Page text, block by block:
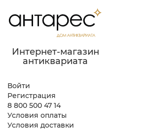
Интернет-магазин
антиквариата
Войти
Регистрация
8 800 500 47 14
Условия оплаты
Условия доставки